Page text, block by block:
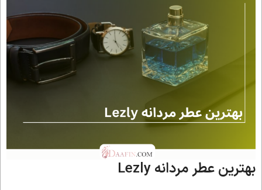
بهترین عطر مردانه Lezly